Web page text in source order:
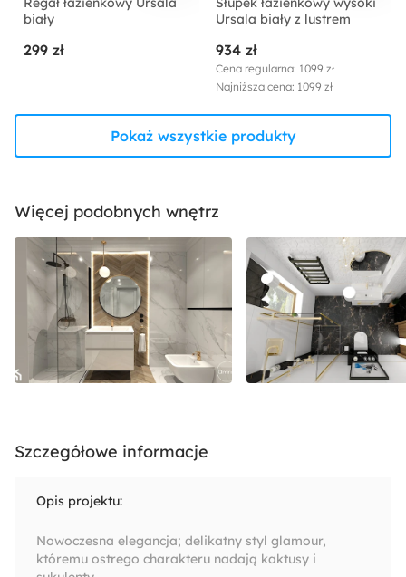
biały
299 zł
Ursala biały z lustrem
934 zł
Cena regularna: 1099 zł
Najniższa cena: 1099 zł
Pokaż wszystkie produkty
Więcej podobnych wnętrz
Szczegółowe informacje
Opis projektu:
Nowoczesna elegancja; delikatny styl glamour,
któremu ostrego charakteru nadają kaktusy i